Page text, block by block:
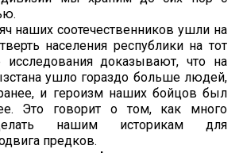
наших соотечественников ушли на
населения республики на тот
доказывают, что на
ушло гораздо больше людей,
и героизм наших бойцов был
Это говорит о том, как много
нашим историкам для
предков.